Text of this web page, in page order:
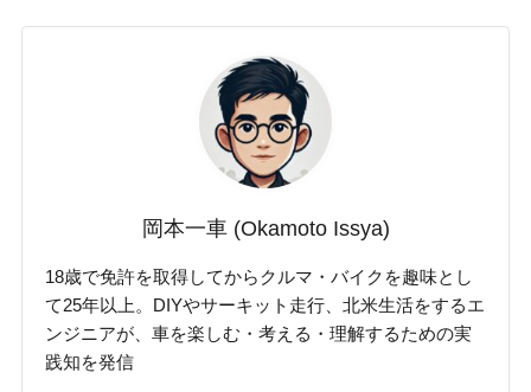
岡本一車 (Okamoto Issya)
18歳で免許を取得してからクルマ・バイクを趣味とし
て25年以上。DIYやサーキット走行、北米生活をするエ
ンジニアが、車を楽しむ・考える・理解するための実
践知を発信